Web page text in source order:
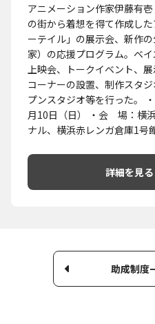
アニメーション作家伊藤有
の街から着想を得て作成し
ーテイル」の展示会、新作
家）の応援プログラム。ベ
上映会、トークイベント、
コーナーの設置、制作スタ
プンスタジオ等を行った。
月10日（日） ・会 場：横
ナル、横浜赤レンガ倉庫1号
詳細を見る
助成制度